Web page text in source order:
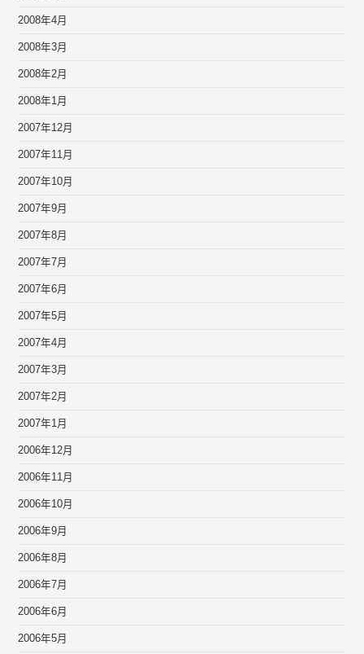
2008年4月
2008年3月
2008年2月
2008年1月
2007年12月
2007年11月
2007年10月
2007年9月
2007年8月
2007年7月
2007年6月
2007年5月
2007年4月
2007年3月
2007年2月
2007年1月
2006年12月
2006年11月
2006年10月
2006年9月
2006年8月
2006年7月
2006年6月
2006年5月